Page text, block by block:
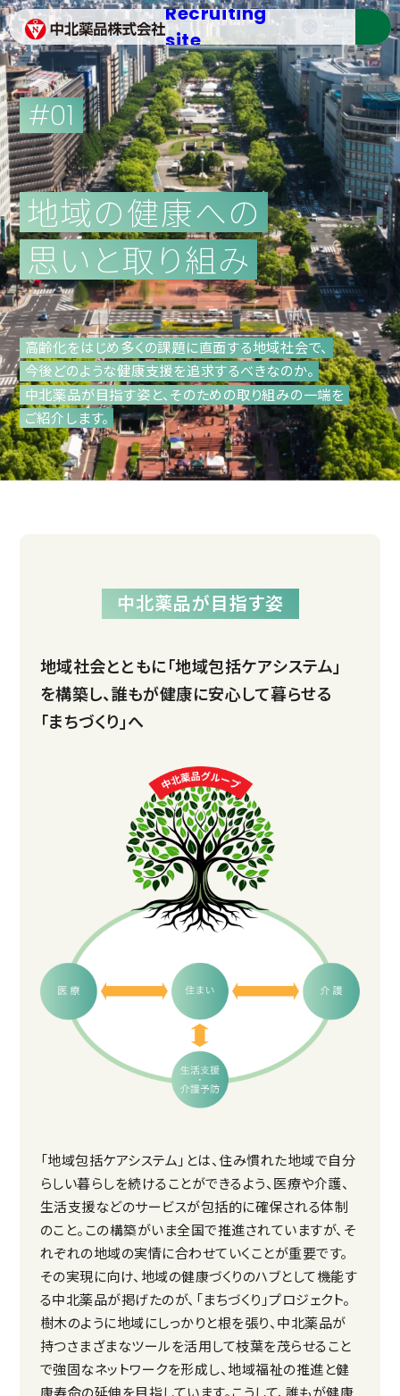
Recruiting
site
#01
地域の健康への
思いと取り組み
高齢化をはじめ多くの課題に直面する地域社会で、
今後どのような健康支援を追求するべきなのか。
中北薬品が目指す姿と、そのための取り組みの一端を
ご紹介します。
中北薬品が目指す姿
地域社会とともに「地域包括ケアシステム」
を構築し、誰もが健康に安心して暮らせる
「まちづくり」へ
「地域包括ケアシステム」とは、住み慣れた地域で自分
らしい暮らしを続けることができるよう、医療や介護、
生活支援などのサービスが包括的に確保される体制
のこと。この構築がいま全国で推進されていますが、そ
れぞれの地域の実情に合わせていくことが重要です。
その実現に向け、地域の健康づくりのハブとして機能す
る中北薬品が掲げたのが、「まちづくり」プロジェクト。
樹木のように地域にしっかりと根を張り、中北薬品が
持つさまざまなツールを活用して枝葉を茂らせること
で強固なネットワークを形成し、地域福祉の推進と健
康寿命の延伸を目指しています。こうして、誰もが健康